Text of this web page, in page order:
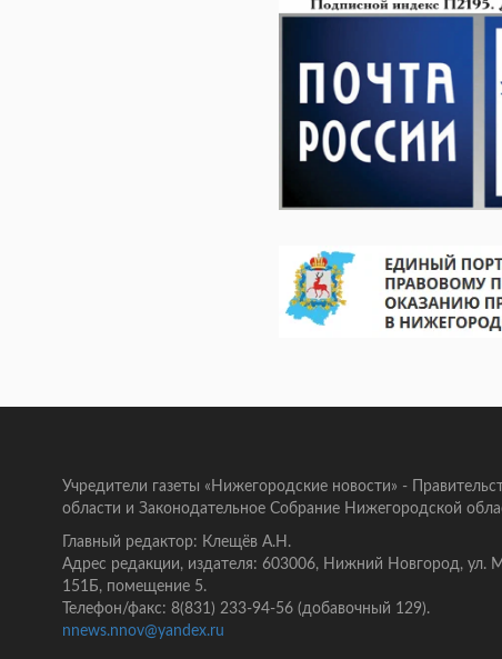
Учредители газеты «Нижегородские новости» -
области и Законодательное Собрание Нижегородской
Главный редактор: Клещёв А.Н.
Адрес редакции, издателя: 603006, Нижний Новгород, ул.
151Б, помещение 5.
Телефон/факс: 8(831) 233-94-56 (добавочный 129).
nnews.nnov@yandex.ru